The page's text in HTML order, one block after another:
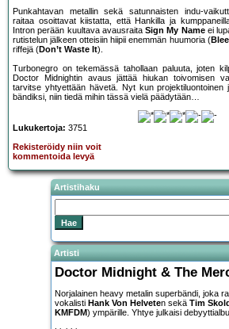
Punkahtavan metallin sekä satunnaisten indu-
raitaa osoittavat kiistatta, että Hankilla ja
Intron perään kuultava avausraita Sign My Nameei
rutistelun jälkeen otteisiin hiipii enemmän huumoria (
riffejä (Don’t Waste It).
Turbonegro on tekemässä tahollaan paluuta, joten
Doctor Midnightin avaus jättää hiukan toivomisen
tarvitse yhtyettään hävetä. Nyt kun
bändiksi, niin tiedä mihin tässä vielä päädytään…
Lukukertoja: 3751
Rekisteröidy niin voit
kommentoida levyä
Artistihaku
Artisti
Doctor Midnight & The
Norjalainen heavy metalin superbändi, joka
vokalisti Hank Von Helveten sekä Tim
KMFDM) ympärille. Yhtye julkaisi